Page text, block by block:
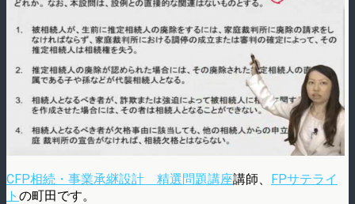
CFP相続・事業承継設計 精選問題講座講師、 FPサテライ
ト の町田です。